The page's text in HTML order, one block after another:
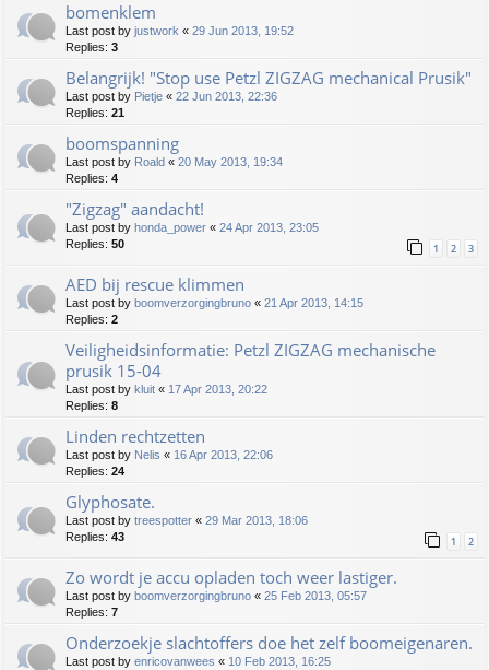
bomenklem
Last post by justwork « 29 Jun 2013, 19:52
Replies: 3
Belangrijk! "Stop use Petzl ZIGZAG mechanical Prusik"
Last post by Pietje « 22 Jun 2013, 22:36
Replies: 21
boomspanning
Last post by Roald « 20 May 2013, 19:34
Replies: 4
"Zigzag" aandacht!
Last post by honda_power « 24 Apr 2013, 23:05
Replies: 50 1 2 3
AED bij rescue klimmen
Last post by boomverzorgingbruno « 21 Apr 2013, 14:15
Replies: 2
Veiligheidsinformatie: Petzl ZIGZAG mechanische
prusik 15-04
Last post by kluit « 17 Apr 2013, 20:22
Replies: 8
Linden rechtzetten
Last post by Nelis « 16 Apr 2013, 22:06
Replies: 24
Glyphosate.
Last post by treespotter « 29 Mar 2013, 18:06
Replies: 43 1 2
Zo wordt je accu opladen toch weer lastiger.
Last post by boomverzorgingbruno « 25 Feb 2013, 05:57
Replies: 7
Onderzoekje slachtoffers doe het zelf boomeigenaren.
Last post by enricovanwees « 10 Feb 2013, 16:25